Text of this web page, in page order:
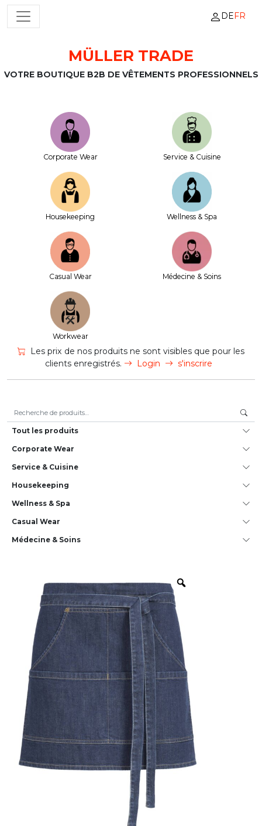
Passer au contenu
NAVIGATION PRINCIPALE DEFR
MÜLLER TRADE
VOTRE BOUTIQUE B2B DE VÊTEMENTS PROFESSIONNELS
Corporate Wear Service & Cuisine
House­keeping Wellness & Spa
Casual Wear Médecine & Soins
Workwear
Les prix de nos produits ne sont visibles que pour les
clients enregistrés.
Login s'inscrire
Tout les produits
Corporate Wear
Service & Cuisine
House­keeping
Wellness & Spa
Casual Wear
Médecine & Soins